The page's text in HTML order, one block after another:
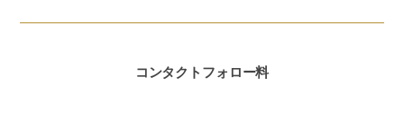
コンタクトフォロー料